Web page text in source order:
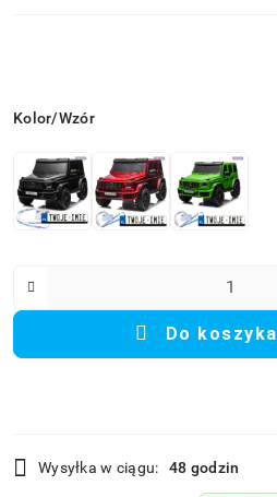
Wariant
Kolor/Wzór
Do koszyka
i
Wysyłka w ciągu: 48 godzin